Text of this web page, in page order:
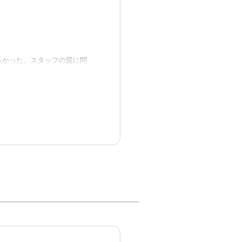
ていくには十分であると
心できる。万が一の救急
の際も移動には非常に便
った。スタッフの質に問
をしてくれることから、